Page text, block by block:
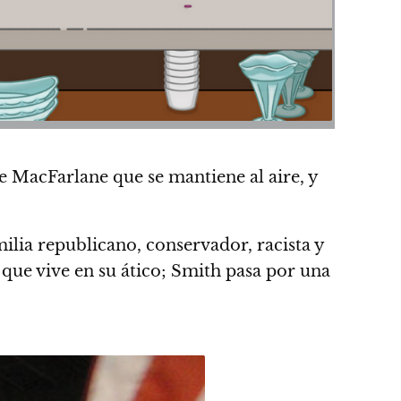
que se mantiene al aire, y
republicano, conservador, racista y
vive en su ático; Smith pasa por una